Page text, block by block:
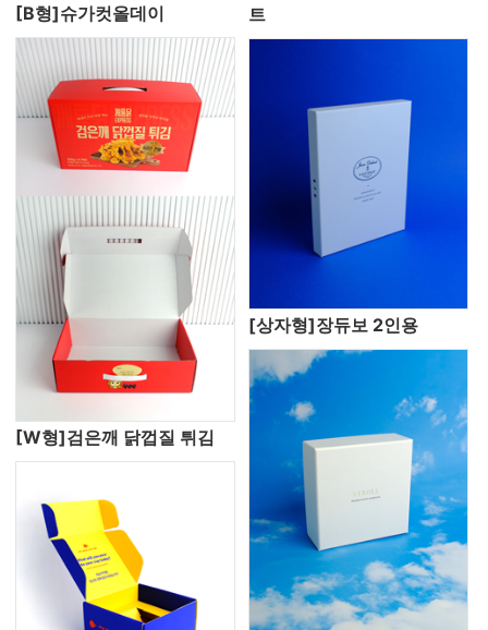
[B형]슈가컷올데이
트
[W형]검은깨 닭껍질 튀김
[상자형]장듀보 2인용